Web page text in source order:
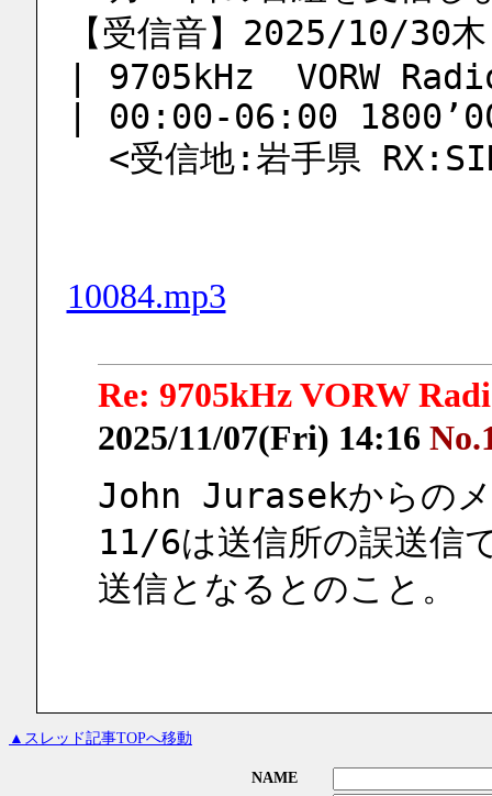
【受信音】2025/10/30
| 9705kHz  VORW
| 00:00-06:00
<受信地:岩手県
10084.mp3
Re: 9705kHz VORW
2025/11/07(Fri) 14:16
John Jurasekからのメ
11/6は送信所の誤送信
送信となるとのこと。
▲スレッド記事TOPへ移動
NAME